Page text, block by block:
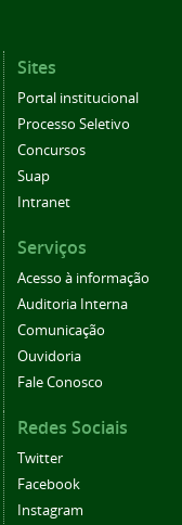
Sites
Portal institucional
Processo Seletivo
Concursos
Suap
Intranet
Serviços
Acesso à informação
Auditoria Interna
Comunicação
Ouvidoria
Fale Conosco
Redes Sociais
Twitter
Facebook
Instagram